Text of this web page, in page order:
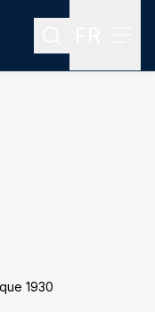
Rechercher
1930